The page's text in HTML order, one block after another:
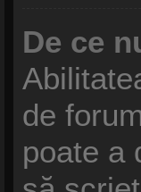
De ce
de
poate a